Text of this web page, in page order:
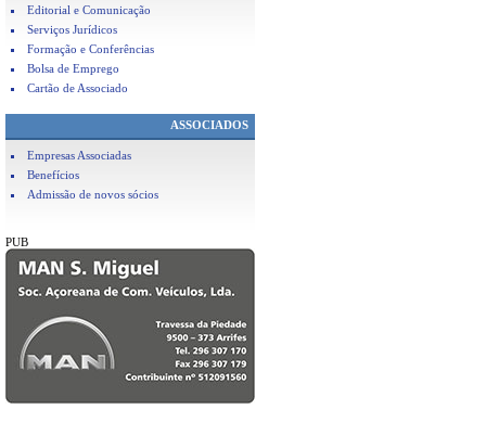
Editorial e Comunicação
Serviços Jurídicos
Formação e Conferências
Bolsa de Emprego
Cartão de Associado
ASSOCIADOS
Empresas Associadas
Benefícios
Admissão de novos sócios
PUB